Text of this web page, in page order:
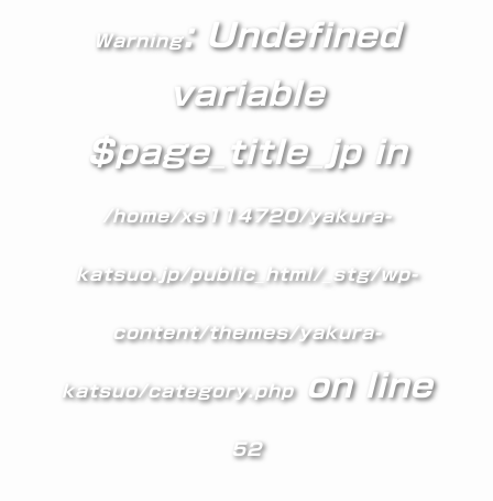
Warning: Undefined
variable
$page_title_jp in
/home/xs114720/yakura-
katsuo.jp/public_html/_stg/wp-
content/themes/yakura-
katsuo/category.phpon line
52